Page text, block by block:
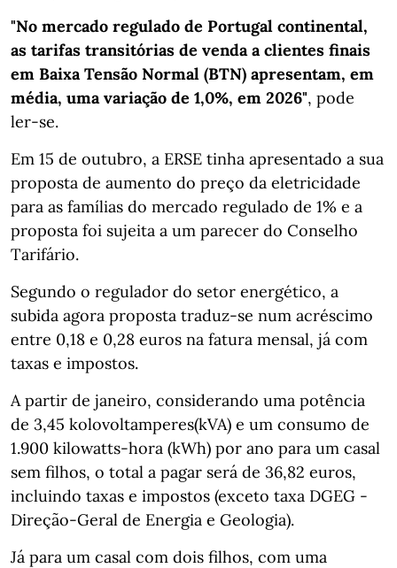
"No mercado regulado de Portugal continental,
as tarifas transitórias de venda a clientes finais
em Baixa Tensão Normal (BTN) apresentam, em
média, uma variação de 1,0%, em 2026", pode
ler-se.
Em 15 de outubro, a ERSE tinha apresentado a sua
proposta de aumento do preço da eletricidade
para as famílias do mercado regulado de 1% e a
proposta foi sujeita a um parecer do Conselho
Tarifário.
Segundo o regulador do setor energético, a
subida agora proposta traduz-se num acréscimo
entre 0,18 e 0,28 euros na fatura mensal, já com
taxas e impostos.
A partir de janeiro, considerando uma potência
de 3,45 kolovoltamperes(kVA) e um consumo de
1.900 kilowatts-hora (kWh) por ano para um casal
sem filhos, o total a pagar será de 36,82 euros,
incluindo taxas e impostos (exceto taxa DGEG -
Direção-Geral de Energia e Geologia).
Já para um casal com dois filhos, com uma